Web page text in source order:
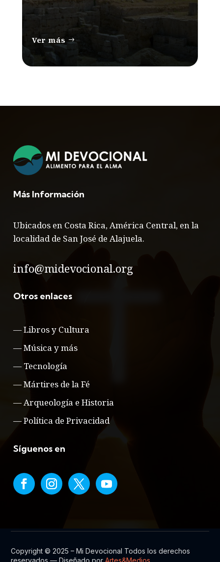
Ver más
Más Información
Ubicados en Costa Rica, América Central, en la
localidad de San José de Alajuela.
info@midevocional.org
Otros enlaces
—Libros y Cultura
—Música y más
— Tecnología
—Mártires de la Fé
—Arqueología e Historia
—Política de Privacidad
Síguenos en
Copyright © 2025 – Mi Devocional Todos los derechos
reservados — Diseñado por Artes&Medios